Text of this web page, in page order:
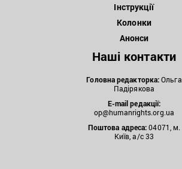
Інструкції
Колонки
Анонси
Наші контакти
Головна редакторка:Ольга
Падірякова
E-mail редакції:
op@humanrights.org.ua
Поштова адреса:04071, м.
Київ, а/с 33